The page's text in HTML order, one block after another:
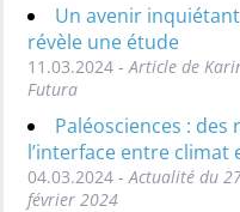
Un avenir inquiétant
révèle une étude
11.03.2024 - Article de
Futura
Paléosciences : des
l’interface entre
04.03.2024 - Actualité du
février 2024